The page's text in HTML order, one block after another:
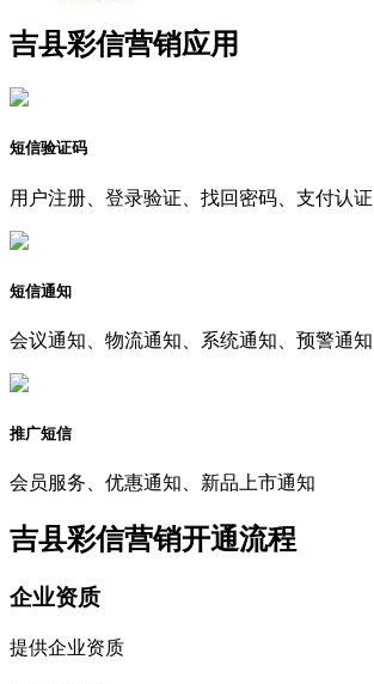
吉县彩信营销应用
短信验证码
用户注册、登录验证、找回密码、支付认证
短信通知
会议通知、物流通知、系统通知、预警通知
推广短信
会员服务、优惠通知、新品上市通知
吉县彩信营销开通流程
企业资质
提供企业资质